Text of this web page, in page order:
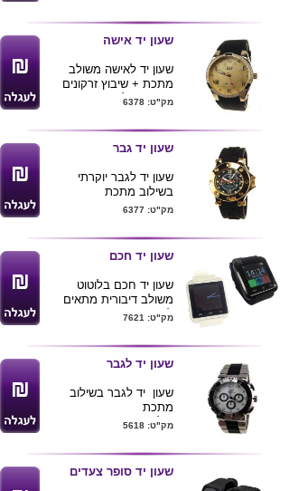
רצועה מתכת מעוצבת .
ניתן לעשות הקדשה / לוגו
ע"ג רצועת השעון .
מבחר רב של שעונים ,
שאלו את הצוות .
שעון יד אישה
שעון יד לאישה משולב
מתכת + שיבוץ זרקונים
רצעות סיליקון
מגיע בקופסת מתכת עם
חלון שקוף
מק"ט: 6378
שעון יד גבר
שעון יד לגבר יוקרתי
בשילוב מתכת
עמיד בפני מים אחריות
קולקצית G&P מגיע
בקופסאת מתכת מהודרת
מק"ט: 6377
שעון יד חכם
שעון יד חכם בלוטוט
משולב דיבורית מתאים
לסמארטפונים מסוג אייפון
התמיכה באנדרואיד יותר
רחבה )
תכונות נוספות : שליטה
במצלמה של הנייד
(אנדרואיד ) , צפייה בלוח
שנה (אנדרואיד ) , שעון
מעורר , שליטה
מוזיקה מהמכשיר , צפייה
בספר טלפונים וביומן
מק"ט: 7621
שעון יד לגבר
שעון יד לגבר בשילוב
מתכת
קולקציה - g&p
מהודרת עם חלון שקוף
אחריות לשנה
מק"ט: 5618
שעון יד סופר צעדים